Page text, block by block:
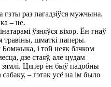
раз пагадзіўся мужчына.
– не.
ўзняўся віхор. Ён гнаў
травіны, шматкі паперы.
і той неяк бачком
дзе стаяў, але цудам
Цяпер ён быў падобны
– гэтак усё на ім было